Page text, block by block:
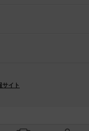
サイト